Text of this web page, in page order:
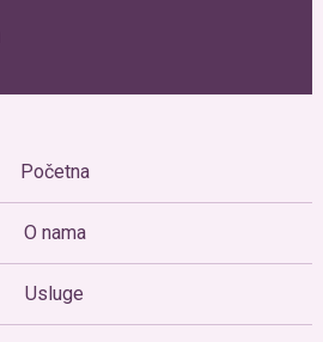
Početna
O nama
Usluge